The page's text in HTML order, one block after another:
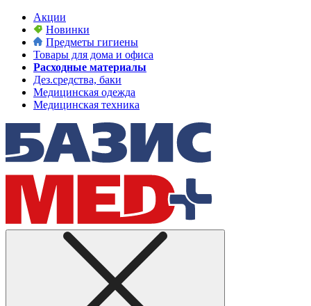
Акции
Новинки
Предметы гигиены
Товары для дома и офиса
Расходные материалы
Дез.средства, баки
Медицинская одежда
Медицинская техника